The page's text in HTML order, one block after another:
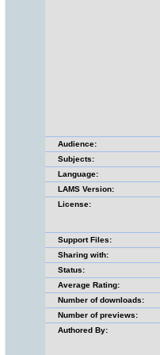
Audience:
Subjects:
Language:
LAMS Version:
License:
Support Files:
Sharing with:
Status:
Average Rating:
Number of downloads:
Number of previews:
Authored By: